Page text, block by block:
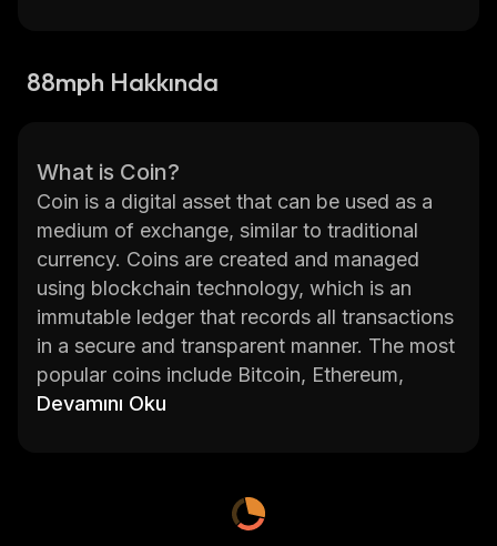
88mph Hakkında
What is Coin?
Coin is a digital asset that can be used as a
medium of exchange, similar to traditional
currency. Coins are created and managed
using blockchain technology, which is an
immutable ledger that records all transactions
in a secure and transparent manner. The most
popular coins include Bitcoin, Ethereum,
Litecoin, Ripple, and 88mph.
lending, borrowing, staking, and trading
Devamını Oku